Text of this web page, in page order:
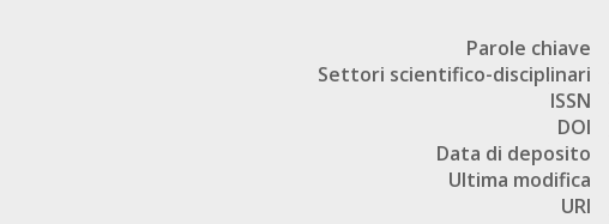
Parole chiave
Settori scientifico-disciplinari
ISSN
DOI
Data di deposito
Ultima modifica
URI